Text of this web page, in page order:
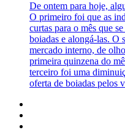
De ontem para hoje,
O primeiro foi que as
curtas para o mês que
boiadas e alongá-las. O
mercado interno, de
primeira quinzena do
terceiro foi uma
oferta de boiadas pelos